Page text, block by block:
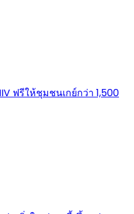
ฟรีให้ชุมชนเกย์กว่า 1,500